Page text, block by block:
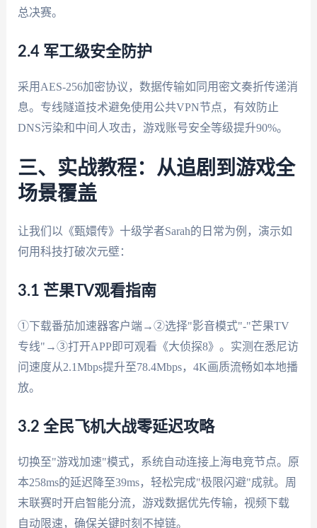
总决赛。
2.4 军工级安全防护
采用AES-256加密协议，数据传输如同用密文奏折传递消
息。专线隧道技术避免使用公共VPN节点，有效防止
DNS污染和中间人攻击，游戏账号安全等级提升90%。
三、实战教程：从追剧到游戏全
场景覆盖
让我们以《甄嬛传》十级学者Sarah的日常为例，演示如
何用科技打破次元壁：
3.1 芒果TV观看指南
①下载番茄加速器客户端→②选择"影音模式"-"芒果TV
专线"→③打开APP即可观看《大侦探8》。实测在悉尼访
问速度从2.1Mbps提升至78.4Mbps，4K画质流畅如本地播
放。
3.2 全民飞机大战零延迟攻略
切换至"游戏加速"模式，系统自动连接上海电竞节点。原
本258ms的延迟降至39ms，轻松完成"极限闪避"成就。周
末联赛时开启智能分流，游戏数据优先传输，视频下载
自动限速，确保关键时刻不掉链。